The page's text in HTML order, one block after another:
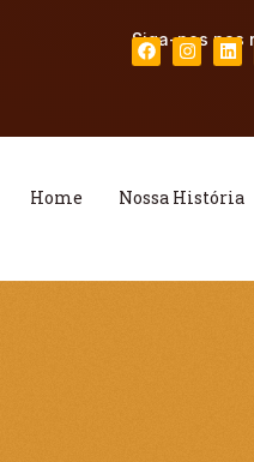
Siga-nos nas
Home Nossa História